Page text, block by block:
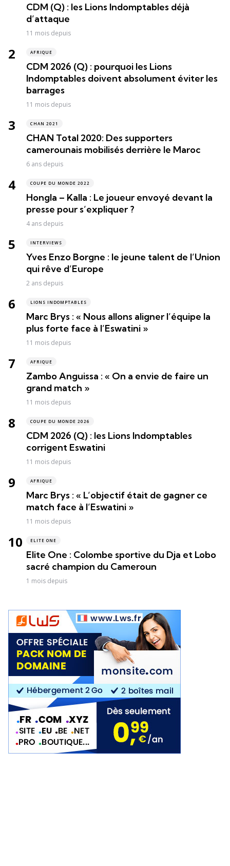
CDM (Q) : les Lions Indomptables déjà
d’attaque
11 mois depuis
AFRIQUE
CDM 2026 (Q) : pourquoi les Lions
Indomptables doivent absolument éviter les
barrages
11 mois depuis
CHAN 2021
CHAN Total 2020: Des supporters
camerounais mobilisés derrière le Maroc
6 ans depuis
COUPE DU MONDE 2022
Hongla – Kalla : Le joueur envoyé devant la
presse pour s’expliquer ?
4 ans depuis
INTERVIEWS
Yves Enzo Borgne : le jeune talent de l’Union
qui rêve d’Europe
2 ans depuis
LIONS INDOMPTABLES
Marc Brys : « Nous allons aligner l’équipe la
plus forte face à l’Eswatini »
11 mois depuis
AFRIQUE
Zambo Anguissa : « On a envie de faire un
grand match »
11 mois depuis
COUPE DU MONDE 2026
CDM 2026 (Q) : les Lions Indomptables
corrigent Eswatini
11 mois depuis
AFRIQUE
Marc Brys : « L’objectif était de gagner ce
match face à l’Eswatini »
11 mois depuis
ELITE ONE
Elite One : Colombe sportive du Dja et Lobo
sacré champion du Cameroun
1 mois depuis